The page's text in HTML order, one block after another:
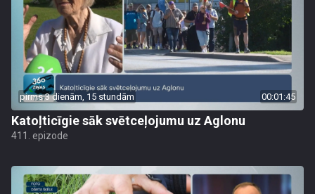
pirms 3 dienām, 15 stundām 00:01:45
Katoļticīgie sāk svētceļojumu uz Aglonu
411. epizode